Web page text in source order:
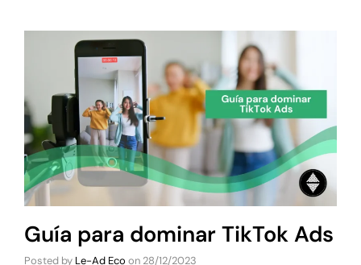
Guía para dominar TikTok Ads
Posted by Le-Ad Eco on 28/12/2023